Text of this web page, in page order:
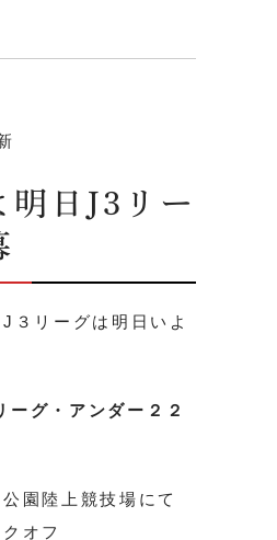
明日J3リー
３リーグは明日いよ
グ・アンダー２２
園陸上競技場にて
オフ